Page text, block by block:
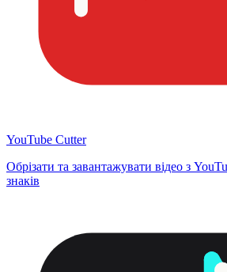
YouTube Cutter
Обрізати та завантажувати відео з
знаків